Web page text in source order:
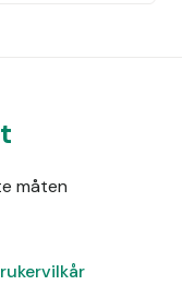
måten